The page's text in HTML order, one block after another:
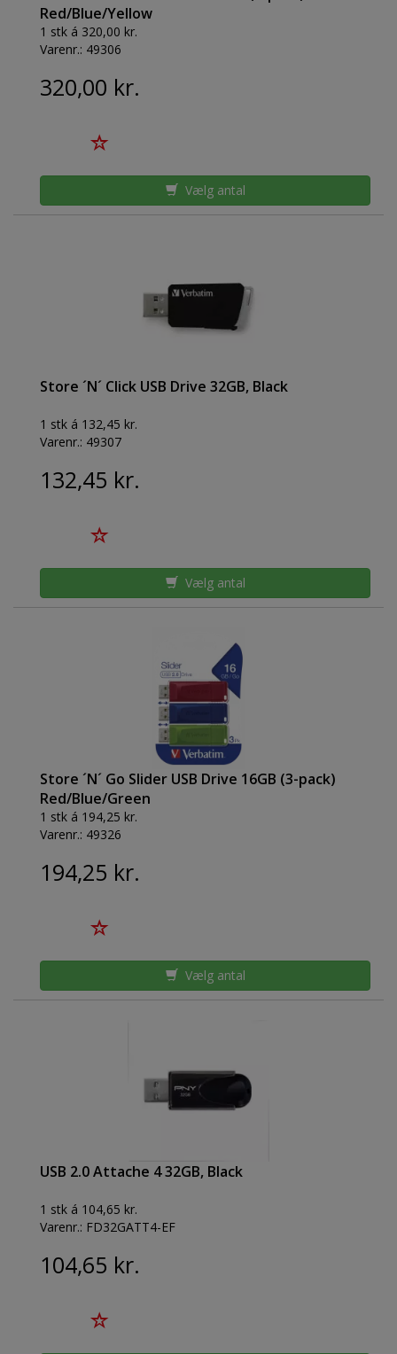
Red/Blue/Yellow
1 stk á 320,00 kr.
Varenr.: 49306
320,00 kr.
Vælg antal
Store ´N´ Click USB Drive 32GB, Black
1 stk á 132,45 kr.
Varenr.: 49307
132,45 kr.
Vælg antal
Store ´N´ Go Slider USB Drive 16GB (3-pack)
Red/Blue/Green
1 stk á 194,25 kr.
Varenr.: 49326
194,25 kr.
Vælg antal
USB 2.0 Attache 4 32GB, Black
1 stk á 104,65 kr.
Varenr.: FD32GATT4-EF
104,65 kr.